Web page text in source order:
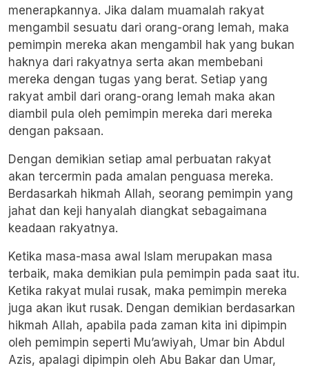
menerapkannya. Jika dalam muamalah rakyat
mengambil sesuatu dari orang-orang lemah, maka
pemimpin mereka akan mengambil hak yang bukan
haknya dari rakyatnya serta akan membebani
mereka dengan tugas yang berat. Setiap yang
rakyat ambil dari orang-orang lemah maka akan
diambil pula oleh pemimpin mereka dari mereka
dengan paksaan.
Dengan demikian setiap amal perbuatan rakyat
akan tercermin pada amalan penguasa mereka.
Berdasarkah hikmah Allah, seorang pemimpin yang
jahat dan keji hanyalah diangkat sebagaimana
keadaan rakyatnya.
Ketika masa-masa awal Islam merupakan masa
terbaik, maka demikian pula pemimpin pada saat itu.
Ketika rakyat mulai rusak, maka pemimpin mereka
juga akan ikut rusak. Dengan demikian berdasarkan
hikmah Allah, apabila pada zaman kita ini dipimpin
oleh pemimpin seperti Mu’awiyah, Umar bin Abdul
Azis, apalagi dipimpin oleh Abu Bakar dan Umar,